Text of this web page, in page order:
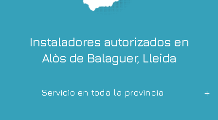
Instaladores autorizados en
Alòs de Balaguer, Lleida
Servicio en toda la provincia